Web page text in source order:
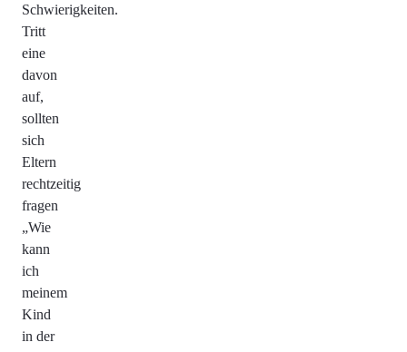
Schwierigkeiten.
Tritt
eine
davon
auf,
sollten
sich
Eltern
rechtzeitig
fragen
„Wie
kann
ich
meinem
Kind
in der